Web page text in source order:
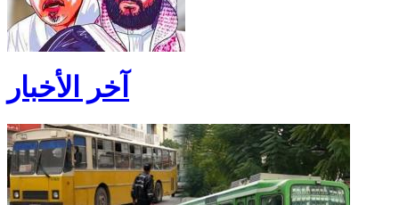
آخر الأخبار